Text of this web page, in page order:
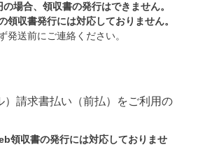
場合、領収書の発行はできません。
領収書発行には対応しておりません。
発送前にご連絡ください。
）請求書払い（前払）をご利用の
領収書の発行には対応しておりませ